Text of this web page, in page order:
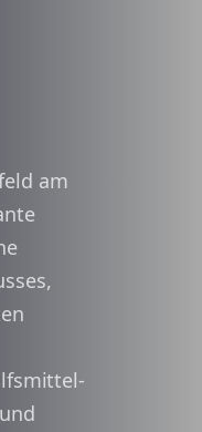
am